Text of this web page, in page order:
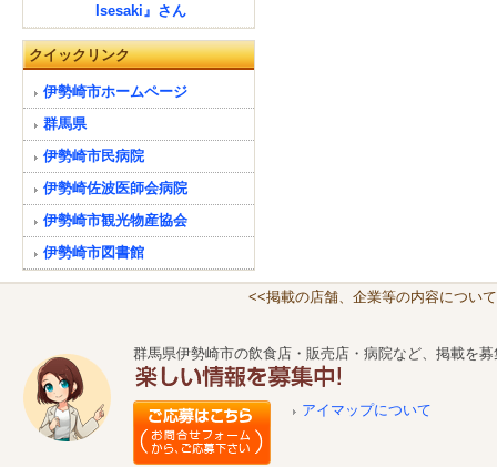
Isesaki』さん
クイックリンク
伊勢崎市ホームページ
群馬県
伊勢崎市民病院
伊勢崎佐波医師会病院
伊勢崎市観光物産協会
伊勢崎市図書館
<<掲載の店舗、企業等の内容につい
群馬県伊勢崎市の飲食店・販売店・病院など、掲載を
アイマップについて